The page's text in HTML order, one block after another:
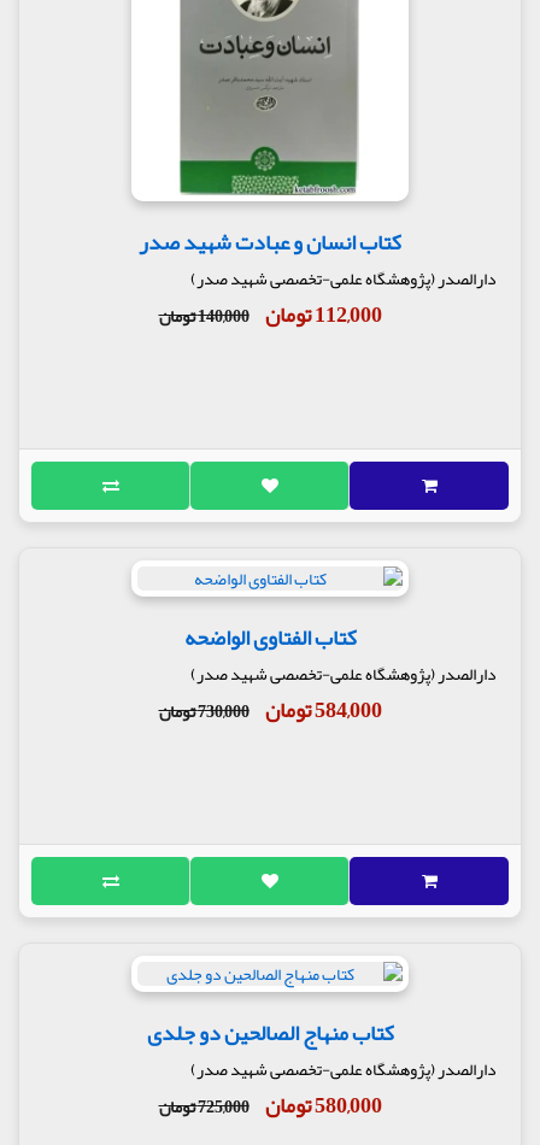
کتاب انسان و عبادت شهید صدر
دارالصدر (پژوهشگاه علمی-تخصصی شهید صدر)
112,000 تومان 140,000 تومان
کتاب الفتاوی الواضحه
دارالصدر (پژوهشگاه علمی-تخصصی شهید صدر)
584,000 تومان 730,000 تومان
کتاب منهاج الصالحین دو جلدی
دارالصدر (پژوهشگاه علمی-تخصصی شهید صدر)
580,000 تومان 725,000 تومان